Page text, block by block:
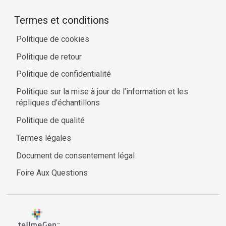
Termes et conditions
Politique de cookies
Politique de retour
Politique de confidentialité
Politique sur la mise à jour de l’information et les
répliques d’échantillons
Politique de qualité
Termes légales
Document de consentement légal
Foire Aux Questions